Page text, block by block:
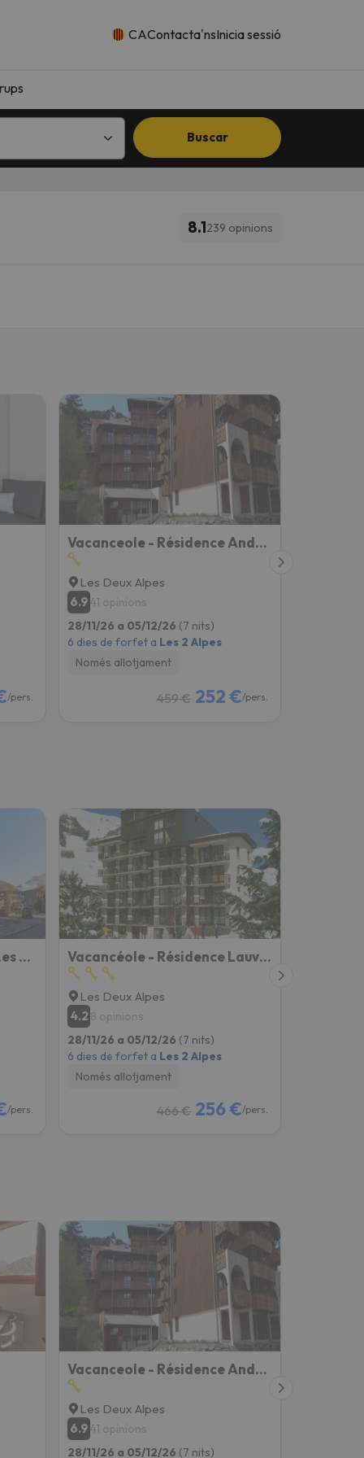
CAContacta'nsInicia sessió
Buscar
8.1239 opinions
/pers.
Vacanceole - Résidence Andromede
Les Deux Alpes
6.941 opinions
28/11/26 a 05/12/26 (7 nits)
6 dies de forfet a Les 2 Alpes
Només allotjament
459 € 252 €/pers.
Vacancéole - Résidence Les Bleuets
/pers.
Vacancéole - Résidence Lauvitel
Les Deux Alpes
4.2 8 opinions
28/11/26 a 05/12/26 (7 nits)
6 dies de forfet a Les 2 Alpes
Només allotjament
466 € 256 €/pers.
Vacanceole - Résidence Andromede
Les Deux Alpes
6.941 opinions
28/11/26 a 05/12/26 (7 nits)